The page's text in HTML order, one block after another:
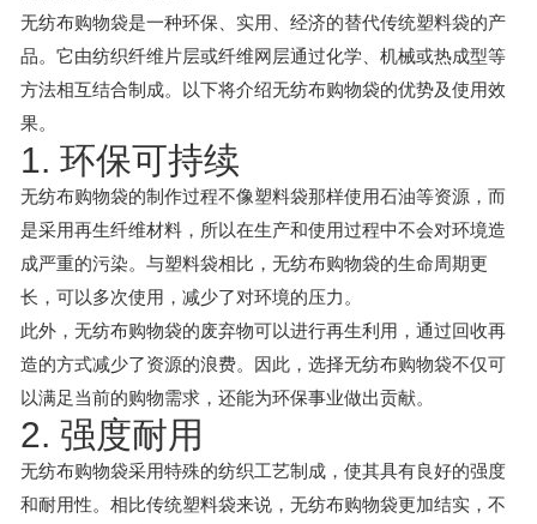
无纺布购物袋是一种环保、实用、经济的替代传统塑料袋的产
品。它由纺织纤维片层或纤维网层通过化学、机械或热成型等
方法相互结合制成。以下将介绍无纺布购物袋的优势及使用效
果。
1. 环保可持续
无纺布购物袋的制作过程不像塑料袋那样使用石油等资源，而
是采用再生纤维材料，所以在生产和使用过程中不会对环境造
成严重的污染。与塑料袋相比，无纺布购物袋的生命周期更
长，可以多次使用，减少了对环境的压力。
此外，无纺布购物袋的废弃物可以进行再生利用，通过回收再
造的方式减少了资源的浪费。因此，选择无纺布购物袋不仅可
以满足当前的购物需求，还能为环保事业做出贡献。
2. 强度耐用
无纺布购物袋采用特殊的纺织工艺制成，使其具有良好的强度
和耐用性。相比传统塑料袋来说，无纺布购物袋更加结实，不